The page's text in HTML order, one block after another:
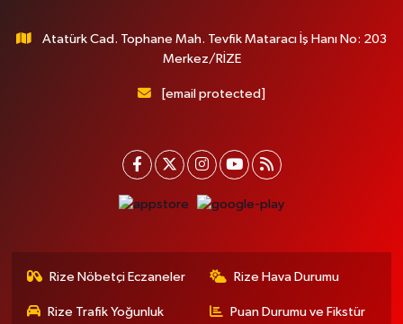
Atatürk Cad. Tophane Mah. Tevfik Mataracı İş Hanı No: 203
Merkez/RİZE
[email protected]
Rize Nöbetçi Eczaneler Rize Hava Durumu
Rize Trafik Yoğunluk Puan Durumu ve Fikstür